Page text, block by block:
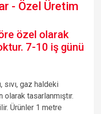
- Özel Üretim
özel olarak
7-10 iş günü
sıvı, gaz haldeki
olarak tasarlanmıştır.
Ürünler 1 metre